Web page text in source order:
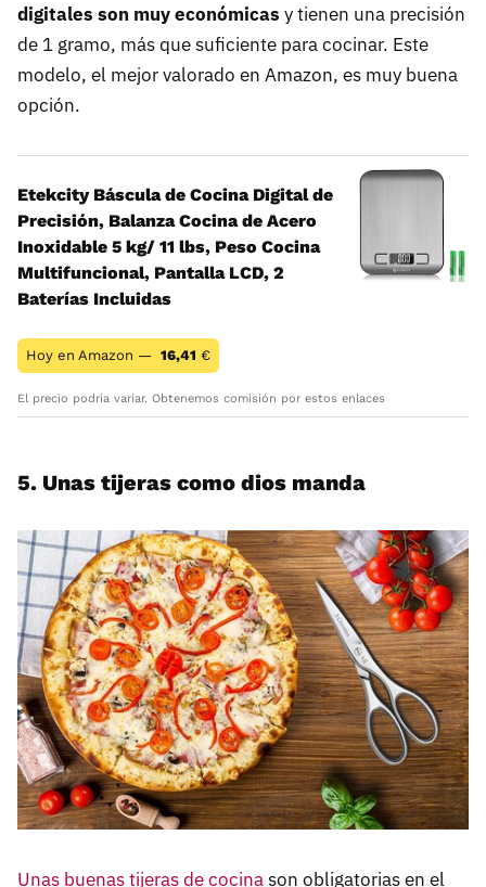
digitales son muy económicas y tienen una precisión
de 1 gramo, más que suficiente para cocinar. Este
modelo, el mejor valorado en Amazon, es muy buena
opción.
Etekcity Báscula de Cocina Digital de
Precisión, Balanza Cocina de Acero
Inoxidable 5 kg/ 11 lbs, Peso Cocina
Multifuncional, Pantalla LCD, 2
Baterías Incluidas
Hoy en Amazon — 16,41 €
El precio podría variar. Obtenemos comisión por estos enlaces
5. Unas tijeras como dios manda
Unas buenas tijeras de cocinason obligatorias en el